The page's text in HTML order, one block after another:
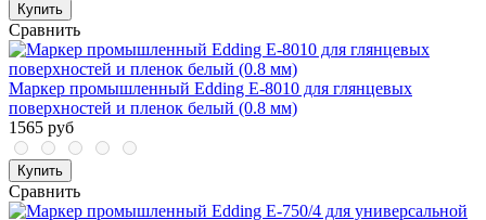
Купить
Сравнить
Маркер промышленный Edding E-8010 для глянцевых
поверхностей и пленок белый (0.8 мм)
1565 руб
Купить
Сравнить